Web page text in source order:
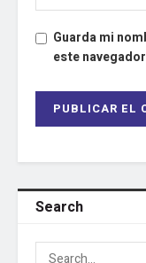
Guarda mi
este
Search